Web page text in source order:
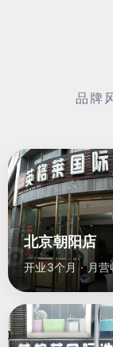
品牌
北京朝阳店
开业3个月 · 月